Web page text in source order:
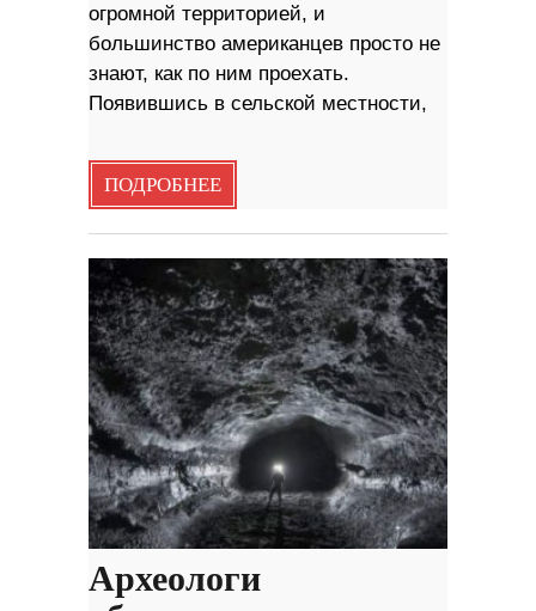
огромной территорией, и
большинство американцев просто не
знают, как по ним проехать.
Появившись в сельской местности,
ПОДРОБНЕЕ
Археологи